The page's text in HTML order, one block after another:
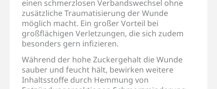
einen schmerzlosen Verbandswechsel ohne
zusätzliche Traumatisierung der Wunde
möglich macht. Ein großer Vorteil bei
großflächigen Verletzungen, die sich zudem
besonders gern infizieren.
Während der hohe Zuckergehalt die Wunde
sauber und feucht hält, bewirken weitere
Inhaltsstoffe durch Hemmung von